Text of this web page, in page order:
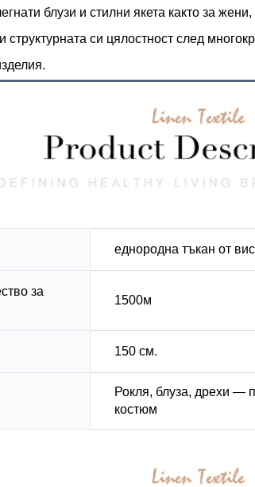
блузи и стилни якета както за
структурната си цялостност след
еднородна тъкан от
за
1500м
150 см.
Рокля, блуза, дрехи —
костюм